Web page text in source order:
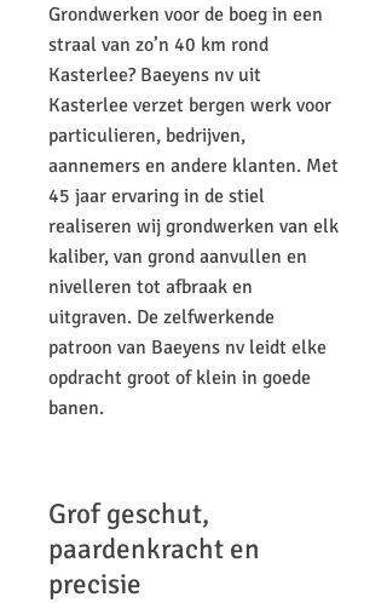
Grondwerken voor de boeg in een
straal van zo’n 40 km rond
Kasterlee? Baeyens nv uit
Kasterlee verzet bergen werk voor
particulieren, bedrijven,
aannemers en andere klanten. Met
45 jaar ervaring in de stiel
realiseren wij grondwerken van elk
kaliber, van grond aanvullen en
nivelleren tot afbraak en
uitgraven. De zelfwerkende
patroon van Baeyens nv leidt elke
opdracht groot of klein in goede
banen.
Grof geschut,
paardenkracht en
precisie